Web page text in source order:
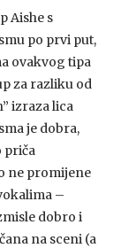
Aishe s
po prvi put,
ovakvog tipa
za razliku od
izraza lica
je dobra,
priča
ne promijene
–
dobro i
na sceni (a